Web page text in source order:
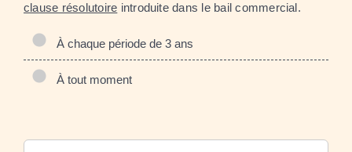
clause résolutoire introduite dans le bail commercial.
À chaque période de 3 ans
À tout moment